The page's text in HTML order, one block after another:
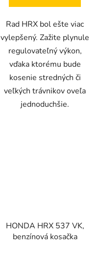
Rad HRX bol ešte viac
vylepšený. Zažite plynule
regulovateľný výkon,
vďaka ktorému bude
kosenie stredných či
veľkých trávnikov oveľa
jednoduchšie.
HONDA HRX 537 VK,
benzínová kosačka